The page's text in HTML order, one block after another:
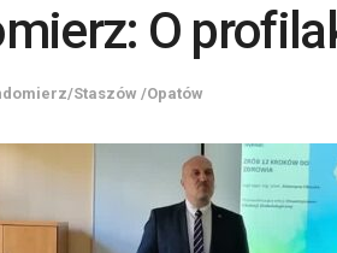
O
Staszów /Opatów